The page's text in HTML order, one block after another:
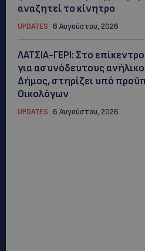
αναζητεί το κίνητρο
UPDATES 6 Αυγούστου, 2026
ΛΑΤΣΙΑ-ΓΕΡΙ: Στο
για ασυνόδευτους
Δήμος, στηρίζει υπό
Οικολόγων
UPDATES 6 Αυγούστου, 2026